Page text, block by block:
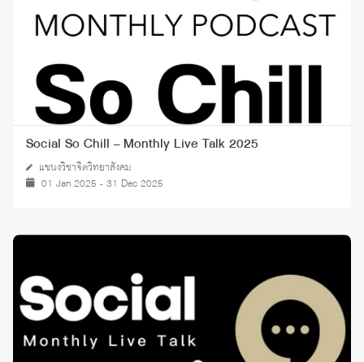
Social So Chill – Monthly Live Talk 2025
แขนงวิชาจิตวิทยาสังคม
01 Jan 2025 - 31 Dec 2025